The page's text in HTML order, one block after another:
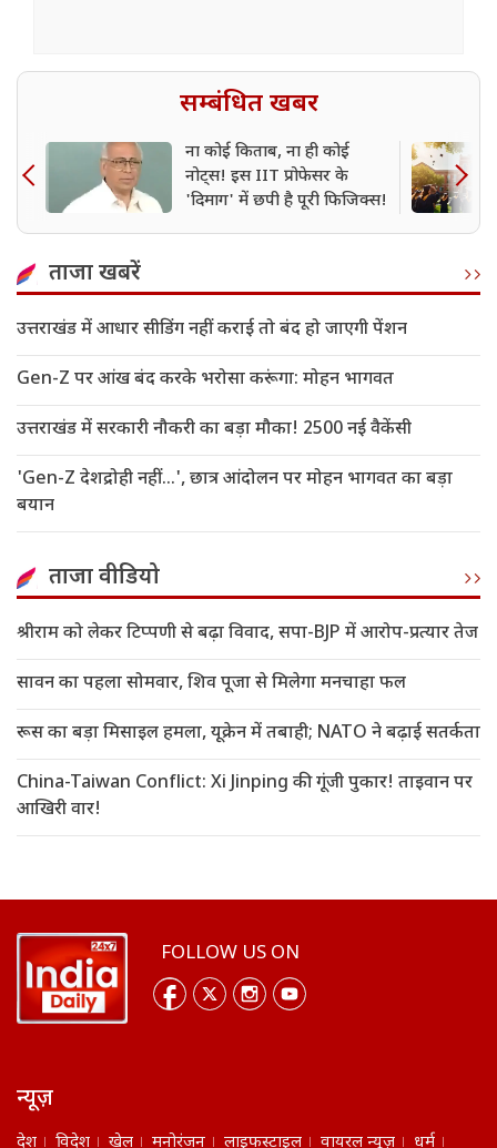
सम्बंधित खबर
ना कोई किताब, ना ही कोई
नोट्स! इस IIT प्रोफेसर के
'दिमाग' में छपी है पूरी फिजिक्स!
ताजा खबरें
उत्तराखंड में आधार सीडिंग नहीं कराई तो बंद हो जाएगी पेंशन
Gen-Z पर आंख बंद करके भरोसा करूंगा: मोहन भागवत
उत्तराखंड में सरकारी नौकरी का बड़ा मौका! 2500 नई वैकेंसी
'Gen-Z देशद्रोही नहीं...', छात्र आंदोलन पर मोहन भागवत का बड़ा
बयान
ताजा वीडियो
श्रीराम को लेकर टिप्पणी से बढ़ा विवाद, सपा-BJP में आरोप-प्रत्यार तेज
सावन का पहला सोमवार, शिव पूजा से मिलेगा मनचाहा फल
रूस का बड़ा मिसाइल हमला, यूक्रेन में तबाही; NATO ने बढ़ाई सतर्कता
China-Taiwan Conflict: Xi Jinping की गूंजी पुकार! ताइवान पर
आखिरी वार!
FOLLOW US ON
न्यूज़
देश विदेश खेल मनोरंजन लाइफस्टाइल वायरल न्यूज़ धर्म